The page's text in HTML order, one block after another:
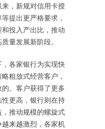
，新规对信用卡授
提出更严格要求，
投入产出比，推动
量发展新阶段。
各家银行为实现快
粗放式经营客户，
。客户获得了更多
更高，银行则在持
推动规模的螺旋式
来越激烈，各家机